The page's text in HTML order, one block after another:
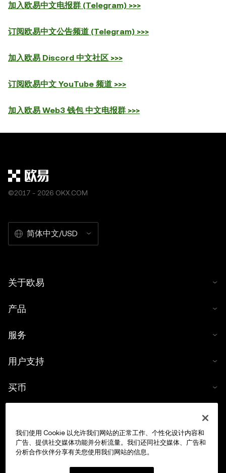
加入欧易中文电报群 (Telegram) >>>
订阅欧易中文公告频道 (Telegram) >>>
加入欧易 Discord 中文社区 >>>
订阅欧易中文 YouTube 频道 >>>
加入欧易 Web3 钱包 中文电报群 >>>
©2017 - 2026 OKX.COM
简体中文/USD
关于欧易
产品
服务
用户支持
买币
交易
我们使用 Cookie 以允许我们网站的正常工作、个性化设计内容和
广告、提供社交媒体功能并分析流量。我们还同社交媒体、广告和
分析合作伙伴分享有关您使用我们网站的信息。